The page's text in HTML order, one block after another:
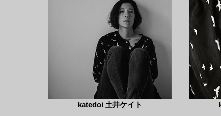
katedoi 土井ケイト